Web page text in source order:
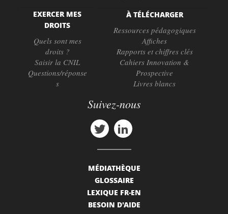
EXERCER MES
DROITS
Quels sont mes
droits ?
Saisir la CNIL
Questions/réponse
s
À TÉLÉCHARGER
Ressources pédagogiques
Affiches
Rapports et chiffres clés
Cahiers Innovation &
Prospective
Livres blancs
Suivez-nous
MÉDIATHÈQUE
GLOSSAIRE
LEXIQUE FR-EN
BESOIN D'AIDE